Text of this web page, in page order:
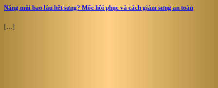
Nâng mũi bao lâu hết sưng? Mốc hồi phục và cách giảm sưng an toàn
[...]